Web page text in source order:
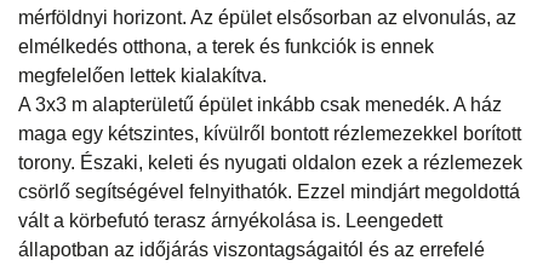
mérföldnyi horizont. Az épület elsősorban az elvonulás, az
elmélkedés otthona, a terek és funkciók is ennek
megfelelően lettek kialakítva.
A 3x3 m alapterületű épület inkább csak menedék. A ház
maga egy kétszintes, kívülről bontott rézlemezekkel borított
torony. Északi, keleti és nyugati oldalon ezek a rézlemezek
csörlő segítségével felnyithatók. Ezzel mindjárt megoldottá
vált a körbefutó terasz árnyékolása is. Leengedett
állapotban az időjárás viszontagságaitól és az errefelé